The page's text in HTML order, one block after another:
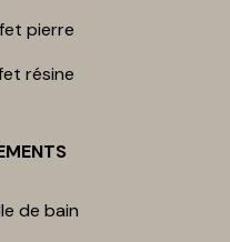
pierre
résine
de bain